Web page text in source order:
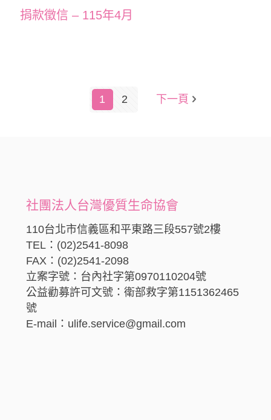
捐款徵信 – 115年4月
1 2 下一頁
社團法人台灣優質生命協會
110台北市信義區和平東路三段557號2樓
TEL：(02)2541-8098
FAX：(02)2541-2098
立案字號：台內社字第0970110204號
公益勸募許可文號：衛部救字第1151362465
號
E-mail：ulife.service@gmail.com